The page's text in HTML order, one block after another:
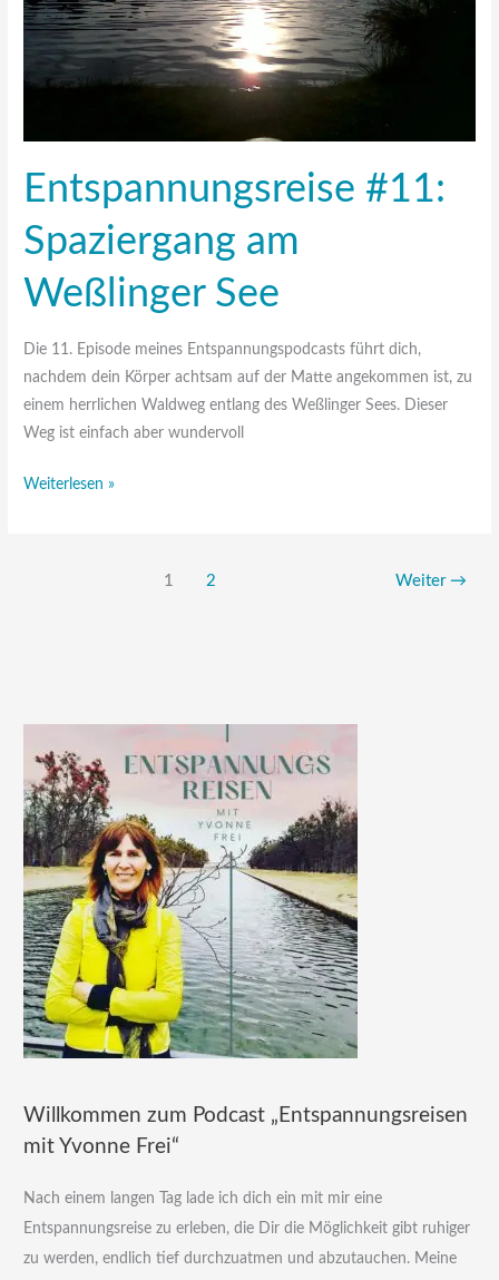
Entspannungsreise #11:
Spaziergang am
Weßlinger See
Die 11. Episode meines Entspannungspodcasts führt dich,
nachdem dein Körper achtsam auf der Matte angekommen ist, zu
einem herrlichen Waldweg entlang des Weßlinger Sees. Dieser
Weg ist einfach aber wundervoll
Weiterlesen »
1 2 Weiter →
Willkommen zum Podcast „Entspannungsreisen
mit Yvonne Frei“
Nach einem langen Tag lade ich dich ein mit mir eine
Entspannungsreise zu erleben, die Dir die Möglichkeit gibt ruhiger
zu werden, endlich tief durchzuatmen und abzutauchen. Meine